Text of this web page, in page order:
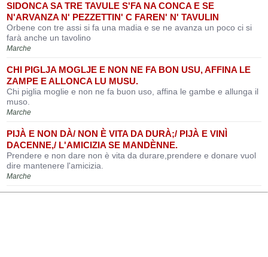
SIDONCA SA TRE TAVULE S'FA NA CONCA E SE
N'ARVANZA N' PEZZETTIN' C FAREN' N' TAVULIN
Orbene con tre assi si fa una madia e se ne avanza un poco ci si
farà anche un tavolino
Marche
CHI PIGLJA MOGLJE E NON NE FA BON USU, AFFINA LE
ZAMPE E ALLONCA LU MUSU.
Chi piglia moglie e non ne fa buon uso, affina le gambe e allunga il
muso.
Marche
PIJÀ E NON DÀ/ NON È VITA DA DURÀ;/ PIJÀ E VINÌ
DACENNE,/ L'AMICIZIA SE MANDÈNNE.
Prendere e non dare non è vita da durare,prendere e donare vuol
dire mantenere l'amicizia.
Marche